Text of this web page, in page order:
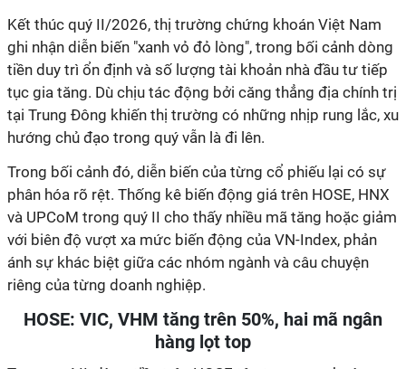
Kết thúc quý II/2026, thị trường chứng khoán Việt Nam
ghi nhận diễn biến "xanh vỏ đỏ lòng", trong bối cảnh dòng
tiền duy trì ổn định và số lượng tài khoản nhà đầu tư tiếp
tục gia tăng. Dù chịu tác động bởi căng thẳng địa chính trị
tại Trung Đông khiến thị trường có những nhịp rung lắc, xu
hướng chủ đạo trong quý vẫn là đi lên.
Trong bối cảnh đó, diễn biến của từng cổ phiếu lại có sự
phân hóa rõ rệt. Thống kê biến động giá trên HOSE, HNX
và UPCoM trong quý II cho thấy nhiều mã tăng hoặc giảm
với biên độ vượt xa mức biến động của VN-Index, phản
ánh sự khác biệt giữa các nhóm ngành và câu chuyện
riêng của từng doanh nghiệp.
HOSE: VIC, VHM tăng trên 50%, hai mã ngân
hàng lọt top